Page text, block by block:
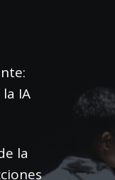
IA
la